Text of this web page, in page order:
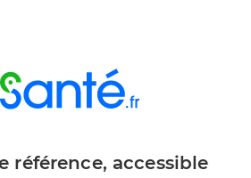
référence, accessible